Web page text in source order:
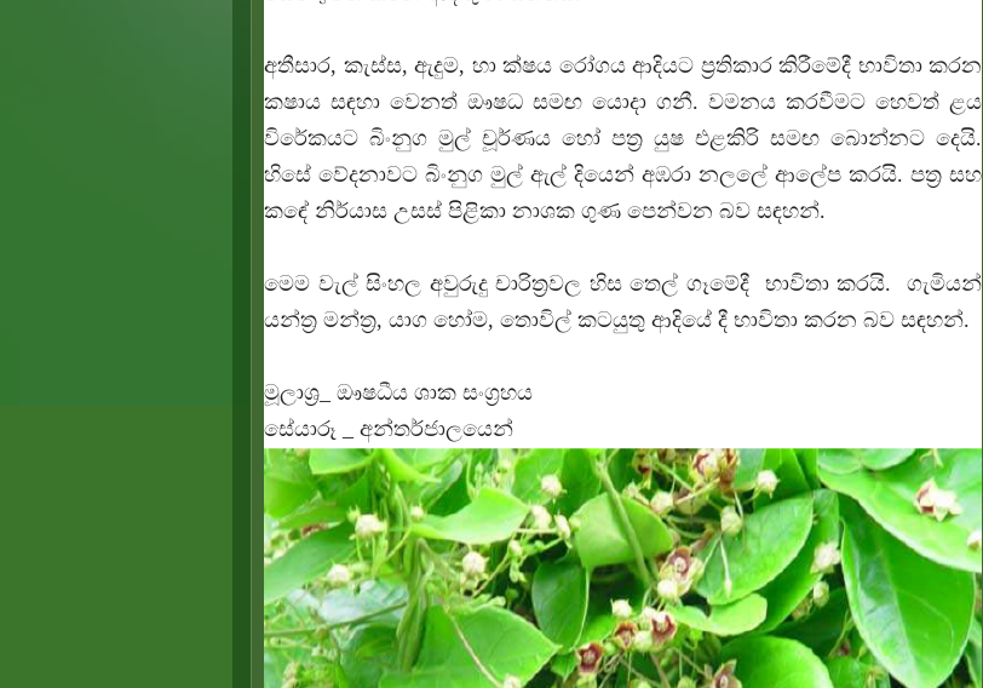
අතීසාර, කැස්ස, ඇදුම, හා ක්ෂය රෝගය ආදියට ප්‍ර‍තිකාර කිරීමේදී භාවිතා කරන
කෂාය සඳහා වෙනත් ඖෂධ සමඟ යොදා ගනී. වමනය කරවීමට හෙවත් ළය
විරේකයට බිංනුග මුල් චූර්ණය හෝ පත්‍ර‍ යුෂ එළකිරි සමඟ බොන්නට දෙයි.
හිසේ වේදනාවට බිංනුග මුල් ඇල් දියෙන් අඹරා නලලේ ආලේප කරයි. පත්‍ර‍ සහ
කඳේ නිර්යාස උසස් පිළිකා නාශක ගුණ පෙන්වන බව සඳහන්.
මෙම වැල් සිංහල අවුරුදු චාරිත්‍ර‍වල හිස තෙල් ගෑමේදී භාවිතා කරයි. ගැමියන්
යන්ත්‍ර‍ මන්ත්‍ර‍, යාග හෝම, තොවිල් කටයුතු ආදියේ දී භාවිතා කරන බව සඳහන්.
මූලාශ්‍ර‍_ ඖෂධීය ශාක සංග්‍රහය
සේයාරූ _ අන්තර්ජාලයෙන්